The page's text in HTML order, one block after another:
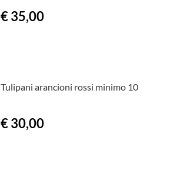
€ 35,00
Tulipani arancioni rossi minimo 10
€ 30,00